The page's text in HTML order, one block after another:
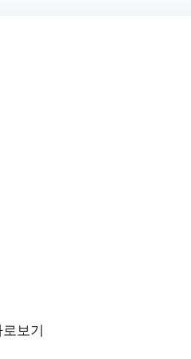
보기